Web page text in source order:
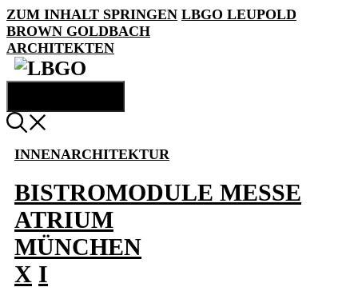
ZUM INHALT SPRINGEN LBGO LEUPOLD
BROWN GOLDBACH
ARCHITEKTEN
INNENARCHITEKTUR
BISTROMODULE MESSE
ATRIUM
MÜNCHEN
X I